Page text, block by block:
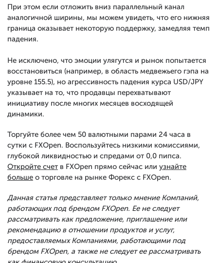
При этом если отложить вниз параллельный канал
аналогичной ширины, мы можем увидеть, что его нижняя
граница оказывает некоторую поддержку, замедляя темп
падения.
Не исключено, что эмоции улягутся и рынок попытается
восстановиться (например, в область медвежьего гэпа на
уровне 155.5), но агрессивность падения курса USD/JPY
указывает на то, что продавцы перехватывают
инициативу после многих месяцев восходящей
динамики.
Торгуйте более чем 50 валютными парами 24 часа в
сутки с FXOpen. Воспользуйтесь низкими комиссиями,
глубокой ликвидностью и спредами от 0,0 пипса.
Откройте счет в FXOpen прямо сейчас или узнайте
больше о торговле на рынке Форекс с FXOpen.
Данная статья представляет только мнение Компаний,
работающих под брендом FXOpen. Ее не следует
рассматривать как предложение, приглашение или
рекомендацию в отношении продуктов и услуг,
предоставляемых Компаниями, работающими под
брендом FXOpen, а также не следует ее рассматривать